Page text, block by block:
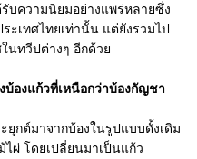
บความนิยมอย่างแพร่หลายซึ่ง
ะเทศไทยเท่านั้น แต่ยังรวมไป
นทวีปต่างๆ อีกด้วย
บ้องแก้วที่เหนือกว่าบ้องกัญชา
ยุกต์มาจากบ้องในรูปแบบดั้งเดิม
ไผ่ โดยเปลี่ยนมาเป็นแก้ว